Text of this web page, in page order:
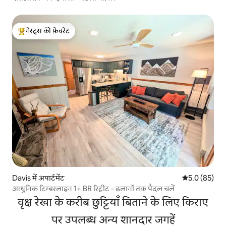
गेस्ट्स का टॉप फ़ेवरेट
गेस्ट्स की फ़ेवरेट
Davis में अपार्टमेंट औसत रेटिंग 5
5.0 (85)
आधुनिक टिम्बरलाइन 1+ BR रिट्रीट - ढलानों तक पैदल चलें
वृक्ष रेखा के करीब छुट्टियाँ बिताने के लिए किराए
पर उपलब्ध अन्य शानदार जगहें